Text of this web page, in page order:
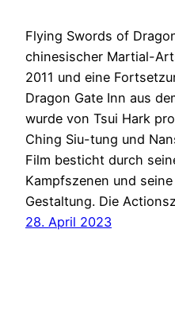
Flying Swords of
chinesischer Martial-
2011 und eine
Dragon Gate Inn aus
wurde von Tsui Hark
Ching Siu-tung und
Film besticht durch
Kampfszenen und
Gestaltung. Die
28. April 2023